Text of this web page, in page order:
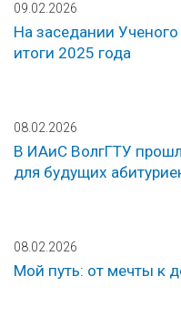
09.02.2026
На заседании
итоги 2025 года
08.02.2026
В ИАиС ВолгГТУ
для будущих
08.02.2026
Мой путь: от мечты к